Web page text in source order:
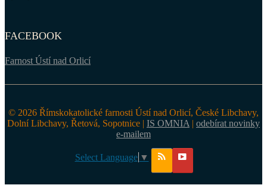
FACEBOOK
Farnost Ústí nad Orlicí
© 2026 Římskokatolické farnosti Ústí nad Orlicí, České Libchavy,
Dolní Libchavy, Řetová, Sopotnice | IS OMNIA | odebírat novinky
e-mailem
Select Language ▼